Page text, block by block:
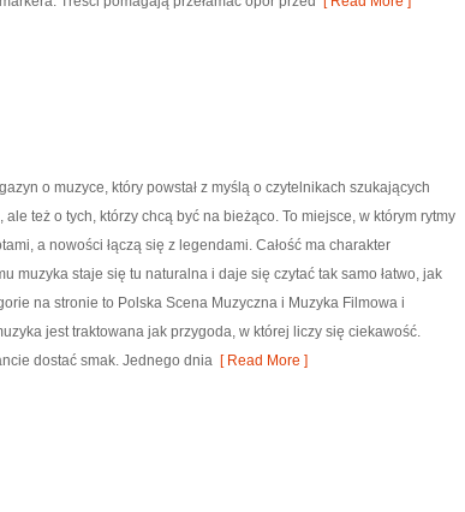
o muzyce, który powstał z myślą o czytelnikach szukających
ale też o tych, którzy chcą być na bieżąco. To miejsce, w którym rytmy
a nowości łączą się z legendami. Całość ma charakter
muzyka staje się tu naturalna i daje się czytać tak samo łatwo, jak
na stronie to Polska Scena Muzyczna i Muzyka Filmowa i
jest traktowana jak przygoda, w której liczy się ciekawość.
dostać smak. Jednego dnia [ Read More ]